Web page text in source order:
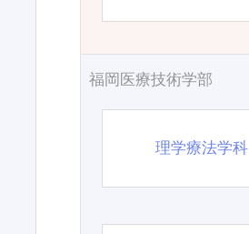
福岡医療技術学部
理学療法学科